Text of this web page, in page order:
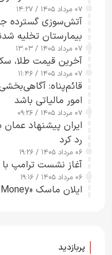
۰۷ مرداد ۱۴۰۵ / ۱۴:۲۷
آتش‌سوزی گسترده
بیمارستان تخلیه
۰۷ مرداد ۱۴۰۵ / ۱۳:۰۳
آخرین قیمت طلا، سکه و
۰۷ مرداد ۱۴۰۵ / ۱۱:۴۶
قائم‌پناه:
امور مالیاتی باشد
۰۷ مرداد ۱۴۰۵ / ۰۹:۲۶
ایران پیشنهاد
رد کرد
۰۶ مرداد ۱۴۰۵ / ۱۹:۲۶
آغاز نشست ترامپ با
۰۶ مرداد ۱۴۰۵ / ۱۹:۱۶
ایلان ماسک «X Money» را در آمریکا راه‌اندازی کرد
پربازدید